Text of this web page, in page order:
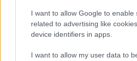
I want to allow Google to enable
related to advertising like
device identifiers in apps.
I want to allow my user data to